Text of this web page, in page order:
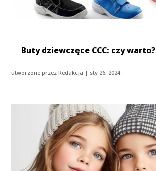
Buty dziewczęce CCC: czy warto?
utworzone przezRedakcja | sty 26, 2024